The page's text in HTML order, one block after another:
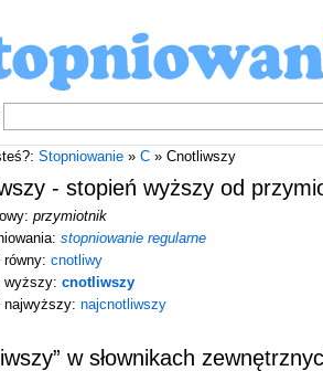
Stopniowanie» C» Cnotliwszy
- stopień wyższy od
przymiotnik
stopniowanie regularne
równy: cnotliwy
wyższy: cnotliwszy
najwyższy: najcnotliwszy
w słownikach